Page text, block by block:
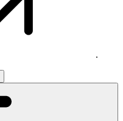
.